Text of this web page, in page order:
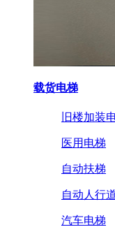
载货电梯
旧楼加装
医用电梯
自动扶梯
自动人行
汽车电梯